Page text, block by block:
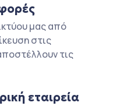
μας από
στις
τις
εταιρεία